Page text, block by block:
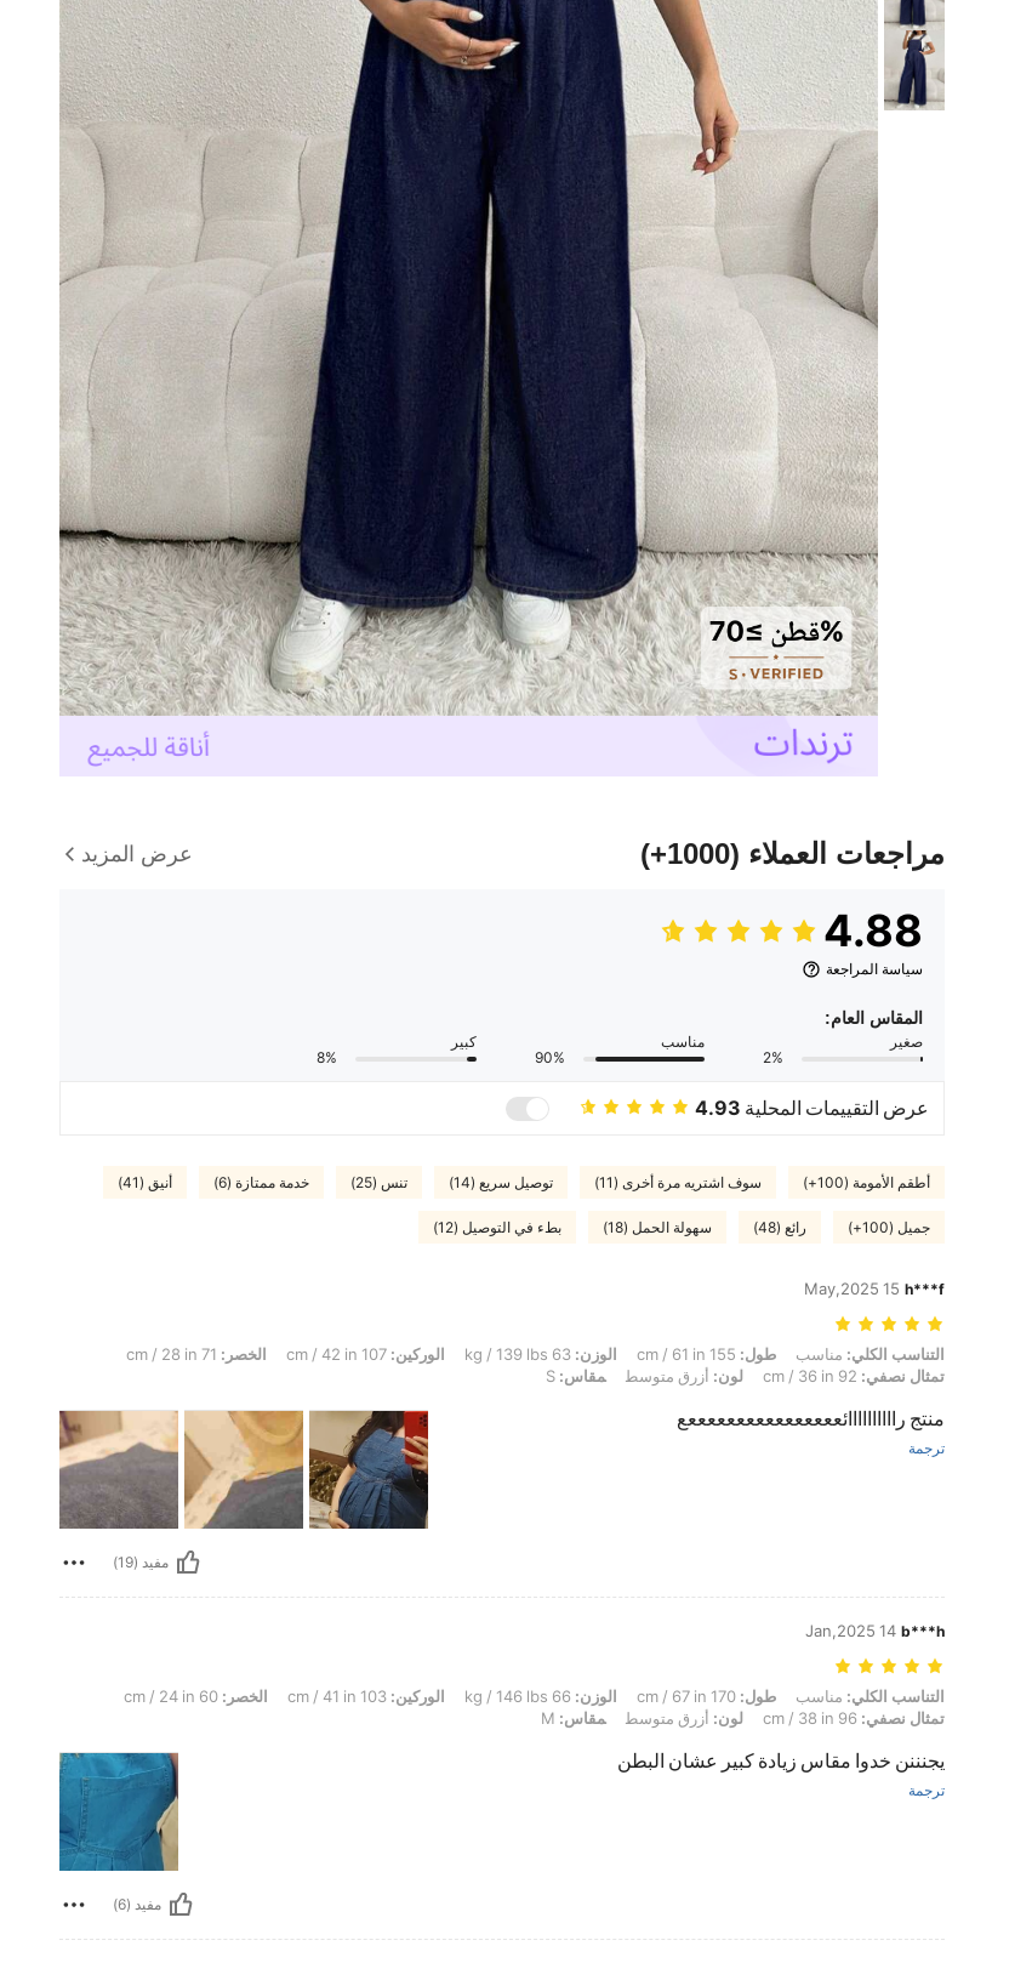
مراجعات العملاء (1000+) عرض المزيد
4.88
سياسة المراجعة
المقاس العام:
صغير
2%
مناسب
90%
كبير
8%
عرض التقييمات المحلية 4.93
أطقم الأمومة (100+) سوف اشتريه مرة أخرى (11) توصيل سريع (14) تنس (25) خدمة ممتازة (6) أنيق (41)
جميل (100+) رائع (48) سهولة الحمل (18) بطء في التوصيل (12)
h***f
15 May,2025
التناسب الكلي: مناسب, طول: 155 cm / 61 in, الوزن: 63 kg / 139 lbs, الوركين: 107 cm / 42 in, الخصر: 71 cm / 28 in, تمثال نصفي: 92 cm / 36 in, لون: أزرق متوسط, مقاس: S
التناسب الكلي: مناسب طول: الوزن: الوركين: الخصر:
تمثال نصفي:
لون: أزرق متوسط مقاس:
منتج راااااااااائععععععععععععععععع
ترجمة
مفيد (19)
b***h
14 Jan,2025
التناسب الكلي: مناسب, طول: 170 cm / 67 in, الوزن: 66 kg / 146 lbs, الوركين: 103 cm / 41 in, الخصر: 60 cm / 24 in, تمثال نصفي: 96 cm / 38 in, لون: أزرق متوسط, مقاس: M
التناسب الكلي: مناسب طول: الوزن: الوركين: الخصر:
تمثال نصفي:
لون: أزرق متوسط مقاس:
يجنننن خدوا مقاس زيادة كبير عشان البطن
ترجمة
مفيد (6)